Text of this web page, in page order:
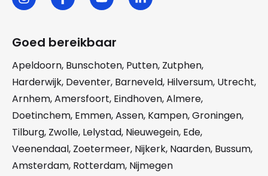
Goed bereikbaar
Apeldoorn, Bunschoten, Putten, Zutphen,
Harderwijk, Deventer, Barneveld, Hilversum, Utrecht,
Arnhem,Amersfoort, Eindhoven,Almere,
Doetinchem, Emmen,Assen, Kampen,Groningen,
Tilburg, Zwolle, Lelystad, Nieuwegein, Ede,
Veenendaal, Zoetermeer, Nijkerk, Naarden, Bussum,
Amsterdam, Rotterdam, Nijmegen